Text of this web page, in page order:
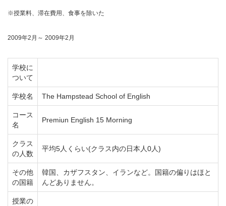
※授業料、滞在費用、食事を除いた
2009年2月～ 2009年2月
学校に
ついて
学校名 The Hampstead School of English
コース
名
Premiun English 15 Morning
クラス
の人数
平均5人くらい(クラス内の日本人0人)
その他
の国籍
韓国、カザフスタン、イランなど。国籍の偏りはほと
んどありません。
授業の